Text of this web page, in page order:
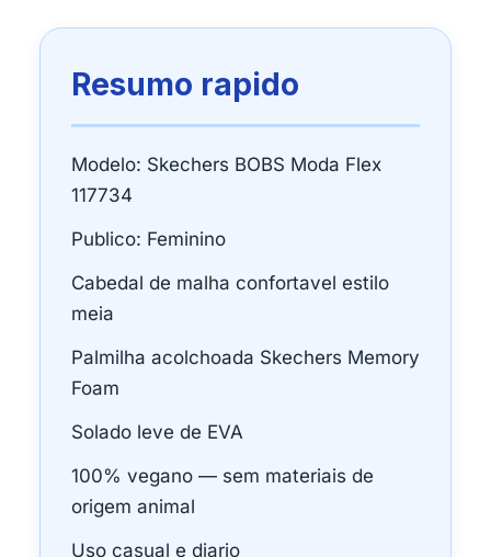
Resumo rapido
Modelo: Skechers BOBS Moda Flex
117734
Publico: Feminino
Cabedal de malha confortavel estilo
meia
Palmilha acolchoada Skechers Memory
Foam
Solado leve de EVA
100% vegano — sem materiais de
origem animal
Uso casual e diario